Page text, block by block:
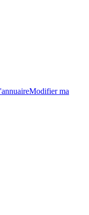
Modifier ma